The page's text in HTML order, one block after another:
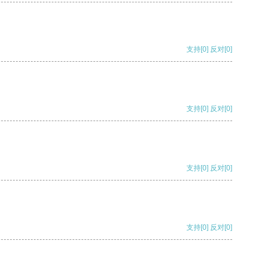
支持[0] 反对[0]
支持[0] 反对[0]
支持[0] 反对[0]
支持[0] 反对[0]